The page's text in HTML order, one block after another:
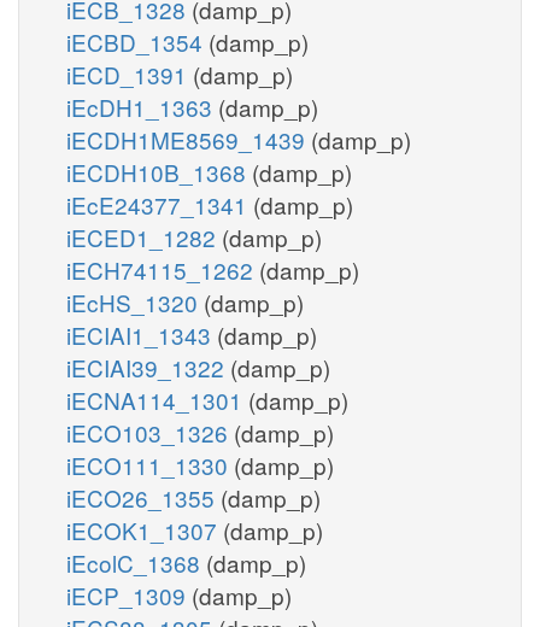
iECB_1328 (damp_p)
iECBD_1354 (damp_p)
iECD_1391 (damp_p)
iEcDH1_1363 (damp_p)
iECDH1ME8569_1439 (damp_p)
iECDH10B_1368 (damp_p)
iEcE24377_1341 (damp_p)
iECED1_1282 (damp_p)
iECH74115_1262 (damp_p)
iEcHS_1320 (damp_p)
iECIAI1_1343 (damp_p)
iECIAI39_1322 (damp_p)
iECNA114_1301 (damp_p)
iECO103_1326 (damp_p)
iECO111_1330 (damp_p)
iECO26_1355 (damp_p)
iECOK1_1307 (damp_p)
iEcolC_1368 (damp_p)
iECP_1309 (damp_p)